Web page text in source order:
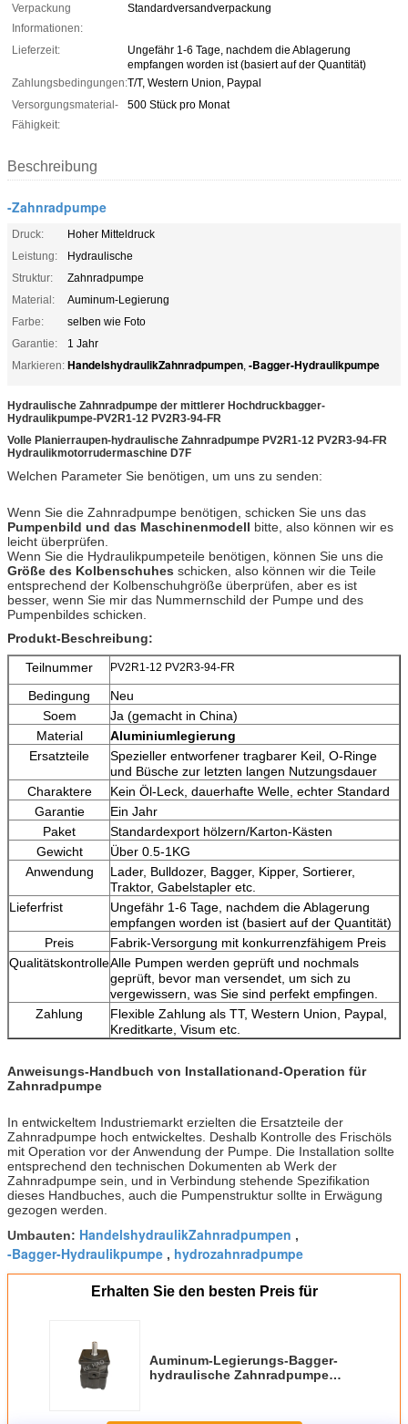
Verpackung
Informationen:
Standardversandverpackung
Lieferzeit:
Ungefähr 1-6 Tage, nachdem die Ablagerung
empfangen worden ist (basiert auf der Quantität)
Zahlungsbedingungen:T/T, Western Union, Paypal
Versorgungsmaterial-
Fähigkeit:
500 Stück pro Monat
Beschreibung
-Zahnradpumpe
Druck:
Hoher Mitteldruck
Leistung:
Hydraulische
Struktur:
Zahnradpumpe
Material:
Auminum-Legierung
Farbe:
selben wie Foto
Garantie:
1 Jahr
Markieren: HandelshydraulikZahnradpumpen, -Bagger-Hydraulikpumpe
Hydraulische Zahnradpumpe der mittlerer Hochdruckbagger-
Hydraulikpumpe-PV2R1-12 PV2R3-94-FR
Volle Planierraupen-hydraulische Zahnradpumpe PV2R1-12 PV2R3-94-FR
Hydraulikmotorrudermaschine D7F
Welchen Parameter Sie benötigen, um uns zu senden:
Wenn Sie die Zahnradpumpe benötigen, schicken Sie uns das
Pumpenbild und das Maschinenmodell bitte, also können wir es
leicht überprüfen.
Wenn Sie die Hydraulikpumpeteile benötigen, können Sie uns die
Größe des Kolbenschuhes schicken, also können wir die Teile
entsprechend der Kolbenschuhgröße überprüfen, aber es ist
besser, wenn Sie mir das Nummernschild der Pumpe und des
Pumpenbildes schicken.
Produkt-Beschreibung:
Teilnummer
PV2R1-12 PV2R3-94-FR
Bedingung
Neu
Soem
Ja (gemacht in China)
Material
Aluminiumlegierung
Ersatzteile
Spezieller entworfener tragbarer Keil, O-Ringe
und Büsche zur letzten langen Nutzungsdauer
Charaktere
Kein Öl-Leck, dauerhafte Welle, echter Standard
Garantie
Ein Jahr
Paket
Standardexport hölzern/Karton-Kästen
Gewicht
Über 0.5-1KG
Anwendung
Lader, Bulldozer, Bagger, Kipper, Sortierer,
Traktor, Gabelstapler etc.
Lieferfrist
Ungefähr 1-6 Tage, nachdem die Ablagerung
empfangen worden ist (basiert auf der Quantität)
Preis
Fabrik-Versorgung mit konkurrenzfähigem Preis
QualitätskontrolleAlle Pumpen werden geprüft und nochmals
geprüft, bevor man versendet, um sich zu
vergewissern, was Sie sind perfekt empfingen.
Zahlung
Flexible Zahlung als TT, Western Union, Paypal,
Kreditkarte, Visum etc.
Anweisungs-Handbuch von Installationand-Operation für
Zahnradpumpe
In entwickeltem Industriemarkt erzielten die Ersatzteile der
Zahnradpumpe hoch entwickeltes. Deshalb Kontrolle des Frischöls
mit Operation vor der Anwendung der Pumpe. Die Installation sollte
entsprechend den technischen Dokumenten ab Werk der
Zahnradpumpe sein, und in Verbindung stehende Spezifikation
dieses Handbuches, auch die Pumpenstruktur sollte in Erwägung
gezogen werden.
Umbauten: HandelshydraulikZahnradpumpen ,
-Bagger-Hydraulikpumpe , hydrozahnradpumpe
Erhalten Sie den besten Preis für
Auminum-Legierungs-Bagger-
hydraulische Zahnradpumpe